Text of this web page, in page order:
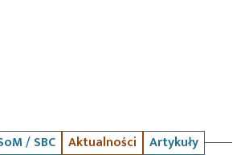
/ SBC Aktualności
Artykuły